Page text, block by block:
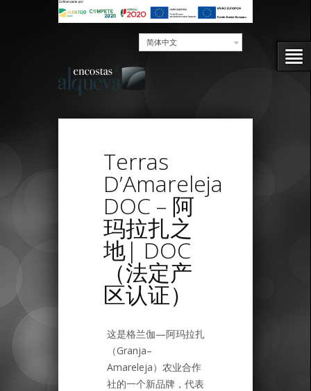
简体中文
Terras
D’Amareleja
DOC – 阿
玛拉扎之
地| DOC
（法定产
区认证）
这是格兰伽—阿玛拉扎
（Granja–
Amareleja）农业合作
社的一个新品牌，代表